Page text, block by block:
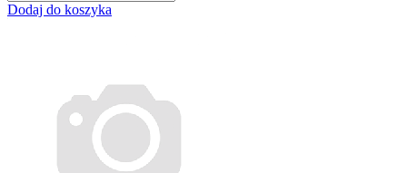
Dodaj do koszyka